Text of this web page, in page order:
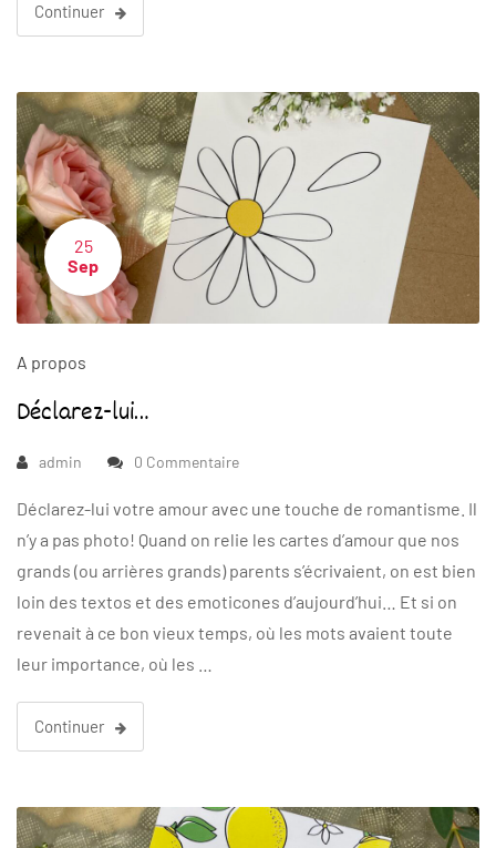
Continuer
25
Sep
A propos
Déclarez-lui…
admin 0 Commentaire
Déclarez-lui votre amour avec une touche de romantisme. Il
n’y a pas photo! Quand on relie les cartes d’amour que nos
grands (ou arrières grands) parents s’écrivaient, on est bien
loin des textos et des emoticones d’aujourd’hui… Et si on
revenait à ce bon vieux temps, où les mots avaient toute
leur importance, où les …
Continuer